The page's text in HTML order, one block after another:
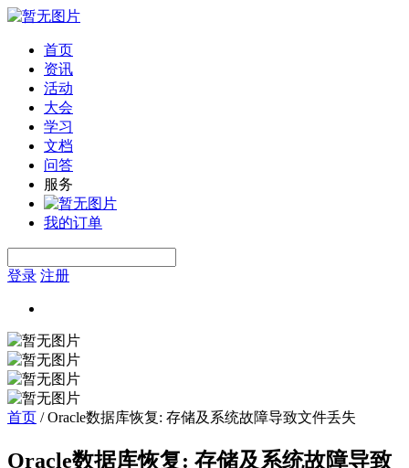
首页
资讯
活动
大会
学习
文档
问答
服务
我的订单
登录 注册
首页 /Oracle数据库恢复: 存储及系统故障导致文件丢失
Oracle数据库恢复: 存储及系统故障导致